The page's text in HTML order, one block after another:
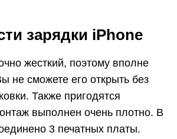
зарядки iPhone
жесткий, поэтому вполне
не сможете его открыть без
Также пригодятся
выполнен очень плотно. В
3 печатных платы.